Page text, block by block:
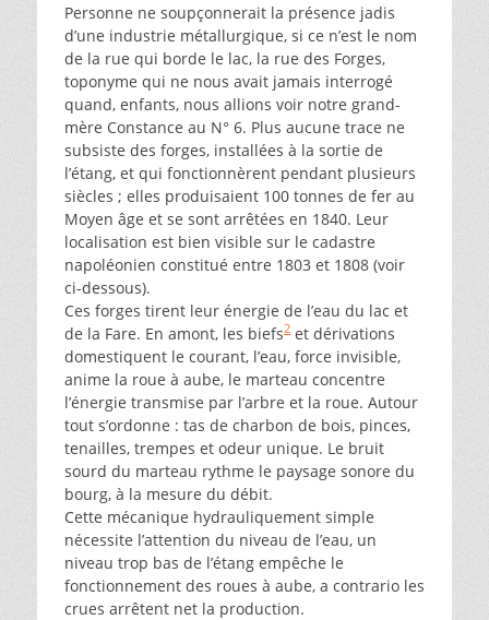
Personne ne soupçonnerait la présence jadis
d’une industrie métallurgique, si ce n’est le nom
de la rue qui borde le lac, la rue des Forges,
toponyme qui ne nous avait jamais interrogé
quand, enfants, nous allions voir notre grand-
mère Constance au N° 6. Plus aucune trace ne
subsiste des forges, installées à la sortie de
l’étang, et qui fonctionnèrent pendant plusieurs
siècles ; elles produisaient 100 tonnes de fer au
Moyen âge et se sont arrêtées en 1840. Leur
localisation est bien visible sur le cadastre
napoléonien constitué entre 1803 et 1808 (voir
ci-dessous).
Ces forges tirent leur énergie de l’eau du lac et
de la Fare. En amont, les biefs2 et dérivations
domestiquent le courant, l’eau, force invisible,
anime la roue à aube, le marteau concentre
l’énergie transmise par l’arbre et la roue. Autour
tout s’ordonne : tas de charbon de bois, pinces,
tenailles, trempes et odeur unique. Le bruit
sourd du marteau rythme le paysage sonore du
bourg, à la mesure du débit.
Cette mécanique hydrauliquement simple
nécessite l’attention du niveau de l’eau, un
niveau trop bas de l’étang empêche le
fonctionnement des roues à aube, a contrario les
crues arrêtent net la production.